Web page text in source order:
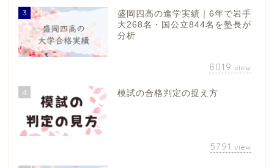
3
盛岡四高の進学実績｜6年で岩手
大268名・国公立844名を塾長が
分析
8019 view
4 模試の合格判定の捉え方
5791 view